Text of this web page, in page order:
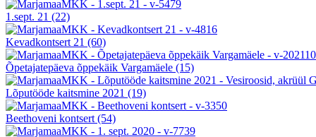
1.sept. 21 (22)
Kevadkontsert 21 (60)
Õpetajatepäeva õppekäik Vargamäele (15)
Lõputööde kaitsmine 2021 (19)
Beethoveni kontsert (54)